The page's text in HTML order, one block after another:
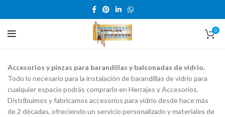
0
Accesorios y pinzas para barandillas y balconadas de vidrio.
Todo lo necesario para la instalación de barandillas de vidrio para
cualquier espacio podrás comprarlo en Herrajes y Accesorios.
Distribuimos y fabricamos accesorios para vidrio desde hace más
de 2 décadas, ofreciendo un servicio personalizado y materiales de